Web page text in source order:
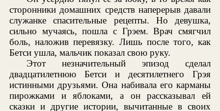
сторонники домашних средств наперерыв давали
служанке спасительные рецепты. Но девушка,
сильно мучаясь, пошла с Грэем. Врач смягчил
боль, наложив перевязку. Лишь после того, как
Бетси ушла, мальчик показал свою руку.
Этот незначительный эпизод сделал
двадцатилетнюю Бетси и десятилетнего Грэя
истинными друзьями. Она набивала его карманы
пирожками и яблоками, а он рассказывал ей
сказки и другие истории, вычитанные в своих